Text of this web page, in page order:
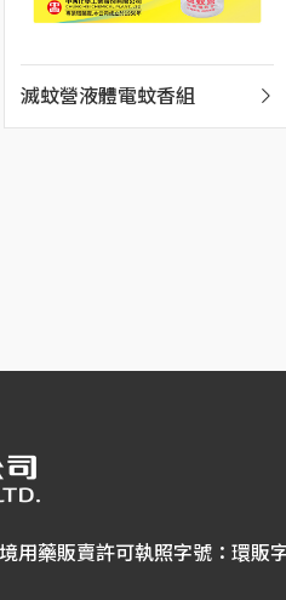
滅蚊營液體電蚊香組
用藥販賣許可執照字號：環販